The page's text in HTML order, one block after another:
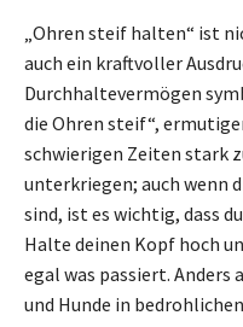
„Ohren steif halten“ ist
auch ein kraftvoller
Durchhaltevermögen
die Ohren steif“,
schwierigen Zeiten stark
unterkriegen; auch wenn
sind, ist es wichtig, dass
Halte deinen Kopf hoch
egal was passiert. Anders
und Hunde in